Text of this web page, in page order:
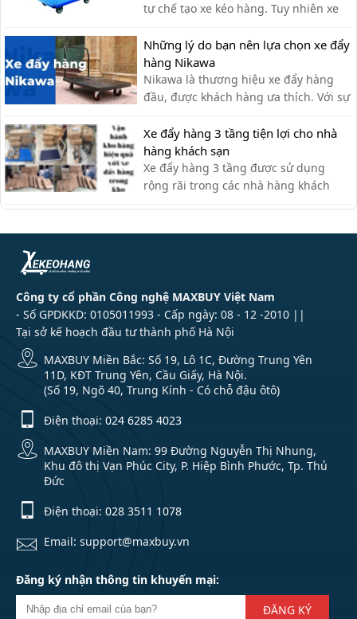
tự chế tạo xe kéo hàng. Tuy nhiên xe
kéo hàng tự chế có ưu nhược điểm gì,
có nên dùng hay không?
Những lý do bạn nên lựa chọn xe đẩy
hàng Nikawa
Nikawa là thương hiệu xe đẩy hàng
đầu, được khách hàng ưa thích. Với sự
tiện lợi, bền đẹp, xe đẩy hàng Nikawa
chưa bao giờ khiến khách hàng thất
vọng.
Xe đẩy hàng 3 tầng tiện lợi cho nhà
hàng khách sạn
Xe đẩy hàng 3 tầng được sử dụng
rộng rãi trong các nhà hàng khách
sạn bởi sự tiện ích. Với thiết kế thanh
đẩy hàng nhiều tầng là sự lựa chọn tối
Công ty cổ phần Công nghệ MAXBUY Việt Nam
- Số GPDKKD: 0105011993 - Cấp ngày: 08 - 12 -2010 ||
Tại sở kế hoạch đầu tư thành phố Hà Nội
MAXBUY Miền Bắc: Số 19, Lô 1C, Đường Trung Yên
11D, KĐT Trung Yên, Cầu Giấy, Hà Nội.
(Số 19, Ngõ 40, Trung Kính - Có chỗ đậu ôtô)
Điện thoại: 024 6285 4023
MAXBUY Miền Nam: 99 Đường Nguyễn Thị Nhung,
Khu đô thị Vạn Phúc City, P. Hiệp Bình Phước, Tp. Thủ
Đức
Điện thoại: 028 3511 1078
Email: support@maxbuy.vn
Đăng ký nhận thông tin khuyến mại:
ĐĂNG KÝ